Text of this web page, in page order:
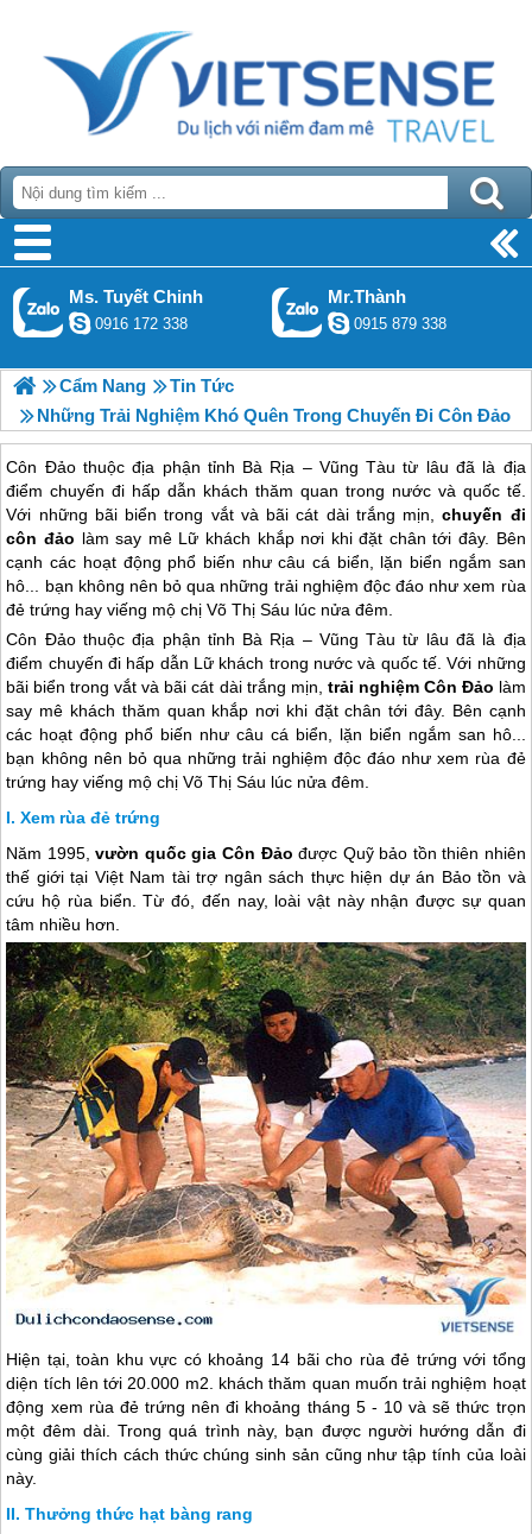
Ms. Tuyết Chinh
0916 172 338
Mr.Thành
0915 879 338
Cẩm Nang
Tin Tức
Những Trải Nghiệm Khó Quên Trong Chuyến Đi Côn Đảo
Côn Đảo thuộc địa phận tỉnh Bà Rịa – Vũng Tàu từ lâu đã là địa
điểm chuyến đi hấp dẫn khách thăm quan trong nước và quốc tế.
Với những bãi biển trong vắt và bãi cát dài trắng mịn,chuyến đi
côn đảo làm say mê Lữ khách khắp nơi khi đặt chân tới đây. Bên
cạnh các hoạt động phổ biến như câu cá biển, lặn biển ngắm san
hô... bạn không nên bỏ qua những trải nghiệm độc đáo như xem rùa
đẻ trứng hay viếng mộ chị Võ Thị Sáu lúc nửa đêm.
Côn Đảothuộc địa phận tỉnh Bà Rịa – Vũng Tàu từ lâu đã là địa
điểm chuyến đi hấp dẫn Lữ khách trong nước và quốc tế. Với những
bãi biển trong vắt và bãi cát dài trắng mịn, trải nghiệm Côn Đảo làm
say mê khách thăm quan khắp nơi khi đặt chân tới đây. Bên cạnh
các hoạt động phổ biến như câu cá biển, lặn biển ngắm san hô...
bạn không nên bỏ qua những trải nghiệm độc đáo như xem rùa đẻ
trứng hay viếng mộ chị Võ Thị Sáu lúc nửa đêm.
Xem rùa đẻ trứng
Năm 1995,vườn quốc gia Côn Đảo được Quỹ bảo tồn thiên nhiên
thế giới tại Việt Nam tài trợ ngân sách thực hiện dự án Bảo tồn và
cứu hộ rùa biển. Từ đó, đến nay, loài vật này nhận được sự quan
tâm nhiều hơn.
Hiện tại, toàn khu vực có khoảng 14 bãi cho rùa đẻ trứng với tổng
diện tích lên tới 20.000 m2. khách thăm quan muốn trải nghiệm hoạt
động xem rùa đẻ trứng nên đi khoảng tháng 5 - 10 và sẽ thức trọn
một đêm dài. Trong quá trình này, bạn được người hướng dẫn đi
cùng giải thích cách thức chúng sinh sản cũng như tập tính của loài
này.
Thưởng thức hạt bàng rang